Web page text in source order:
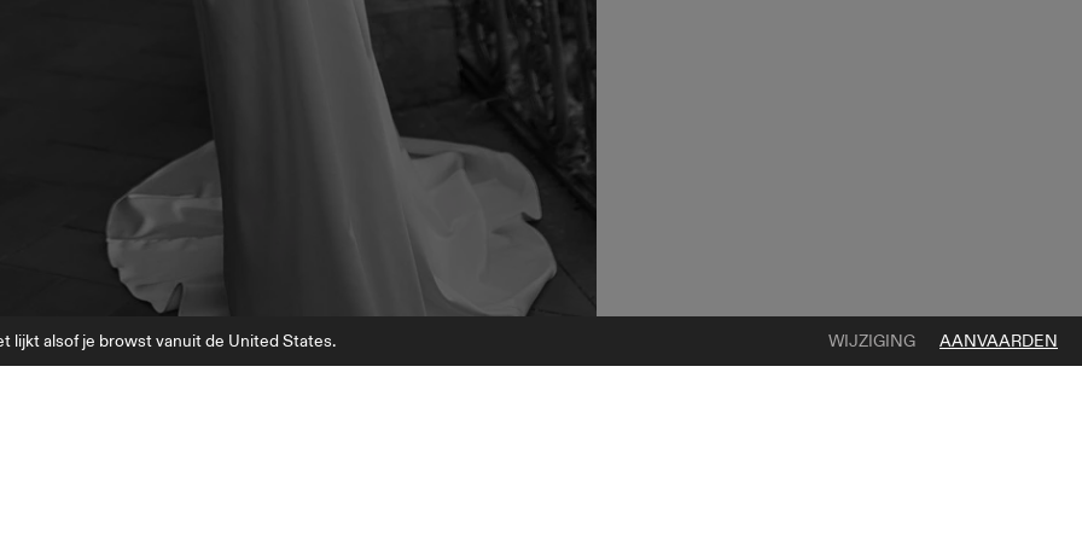
lijkt alsof je browst vanuit de United States. WIJZIGING AANVAARDEN